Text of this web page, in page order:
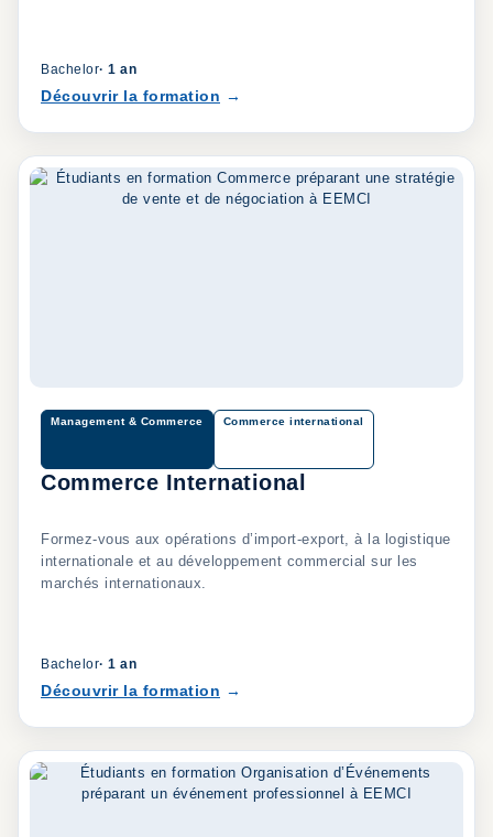
Bachelor· 1 an
Découvrir la formation
Management & Commerce Commerce international
Commerce International
Formez-vous aux opérations d’import-export, à la logistique
internationale et au développement commercial sur les
marchés internationaux.
Bachelor· 1 an
Découvrir la formation